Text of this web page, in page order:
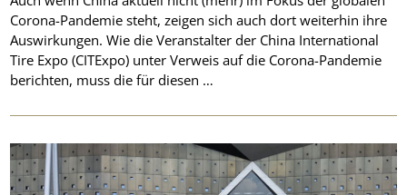
Corona-Pandemie steht, zeigen sich auch dort weiterhin ihre
Auswirkungen. Wie die Veranstalter der China International
Tire Expo (CITExpo) unter Verweis auf die Corona-Pandemie
berichten, muss die für diesen …